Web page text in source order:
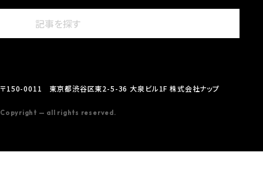
〒150-0011 東京都渋谷区東2-5-36 大泉ビル1F 株式会社ナップ
Copyright — all rights reserved.